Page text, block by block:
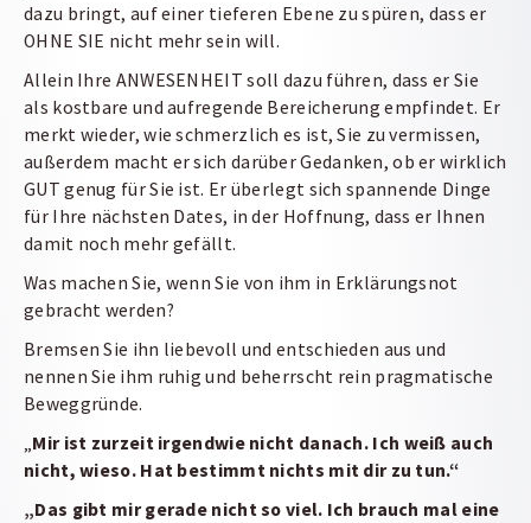
dazu bringt, auf einer tieferen Ebene zu spüren, dass er
OHNE SIE nicht mehr sein will.
Allein Ihre ANWESENHEIT soll dazu führen, dass er Sie
als kostbare und aufregende Bereicherung empfindet. Er
merkt wieder, wie schmerzlich es ist, Sie zu vermissen,
außerdem macht er sich darüber Gedanken, ob er wirklich
GUT genug für Sie ist. Er überlegt sich spannende Dinge
für Ihre nächsten Dates, in der Hoffnung, dass er Ihnen
damit noch mehr gefällt.
Was machen Sie, wenn Sie von ihm in Erklärungsnot
gebracht werden?
Bremsen Sie ihn liebevoll und entschieden aus und
nennen Sie ihm ruhig und beherrscht rein pragmatische
Beweggründe.
„Mir ist zurzeit irgendwie nicht danach. Ich weiß auch
nicht, wieso. Hat bestimmt nichts mit dir zu tun.“
„Das gibt mir gerade nicht so viel. Ich brauch mal eine